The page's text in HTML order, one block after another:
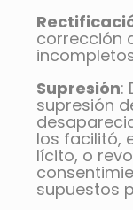
corrección
Supresión:
supresión
los facilitó,
lícito, o
supuestos